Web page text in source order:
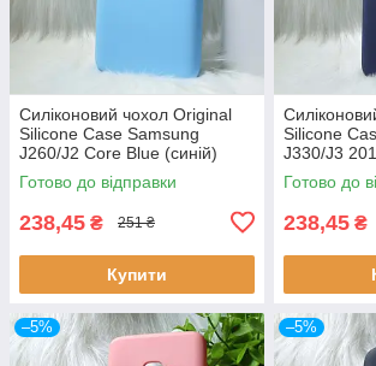
Силіконовий чохол Original
Silicone Case Samsung
J260/J2 Core Blue (синій)
Готово до відправки
238,45 ₴ 251 ₴
Купити
Silicone
J330/J3
(темно-
Готово до
238,45 ₴
–5% –5%